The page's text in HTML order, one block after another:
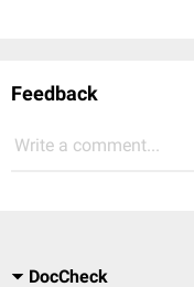
Feedback
Write a comment...
DocCheck